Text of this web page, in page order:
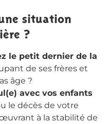
situation
?
le petit dernier de la
de ses frères et
âge ?
avec vos enfants
le décès de votre
à la stabilité de